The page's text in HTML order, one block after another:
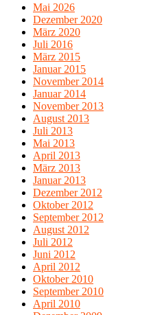
Mai 2026
Dezember 2020
März 2020
Juli 2016
März 2015
Januar 2015
November 2014
Januar 2014
November 2013
August 2013
Juli 2013
Mai 2013
April 2013
März 2013
Januar 2013
Dezember 2012
Oktober 2012
September 2012
August 2012
Juli 2012
Juni 2012
April 2012
Oktober 2010
September 2010
April 2010